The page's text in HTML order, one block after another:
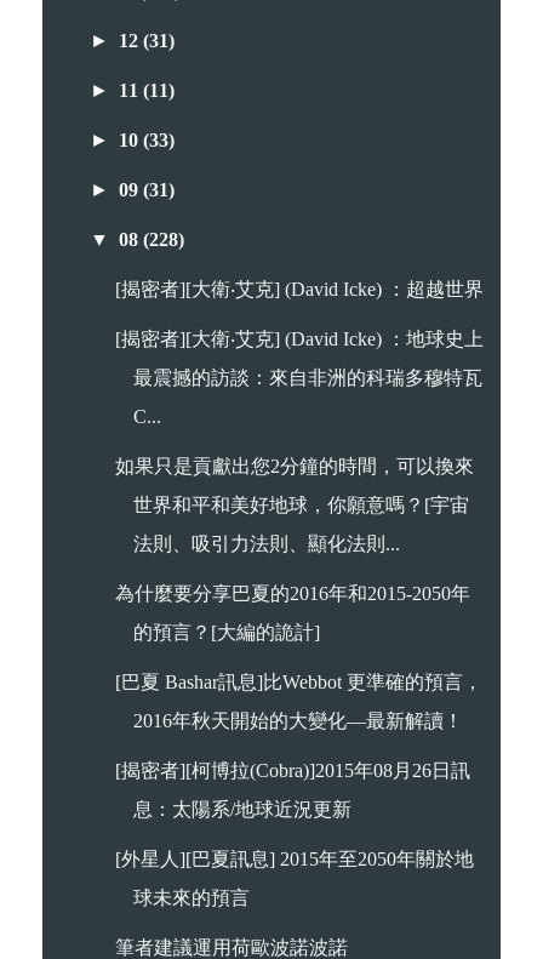
► 12(31)
► 11(11)
► 10(33)
►09(31)
▼08(228)
[揭密者][大衛‧艾克] (David Icke) ：超越世界
[揭密者][大衛‧艾克] (David Icke) ：地球史上
最震撼的訪談：來自非洲的科瑞多穆特瓦
C...
如果只是貢獻出您2分鐘的時間，可以換來
世界和平和美好地球，你願意嗎？[宇宙
法則、吸引力法則、顯化法則...
為什麼要分享巴夏的2016年和2015-2050年
的預言？[大編的詭計]
[巴夏 Bashar訊息]比Webbot 更準確的預言，
2016年秋天開始的大變化—最新解讀！
[揭密者][柯博拉(Cobra)]2015年08月26日訊
息：太陽系/地球近況更新
[外星人][巴夏訊息] 2015年至2050年關於地
球未來的預言
筆者建議運用荷歐波諾波諾